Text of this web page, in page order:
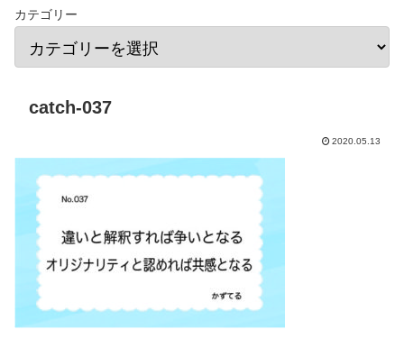
カテゴリー
catch-037
2020.05.13